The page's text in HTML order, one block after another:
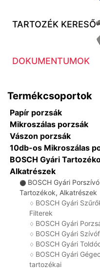
TARTOZÉK KERESŐ
DOKUMENTUMOK
Termékcsoportok
Papír porzsák
Mikroszálas porzsák
Vászon porzsák
10db-os Mikroszálas
BOSCH Gyári
Alkatrészek
⚫ BOSCH Gyári Porszívó
Tartozékok, Alkatrészek
♢ BOSCH Gyári
Filterek
♢ BOSCH Gyári
♢ BOSCH Gyári
♢ BOSCH Gyári
♢ BOSCH Gyári
tartozékai